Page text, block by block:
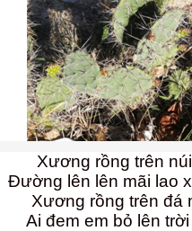
Xương rồng trên
Đường lên lên mãi lao
Xương rồng trên đá
Ai đem em bỏ lên